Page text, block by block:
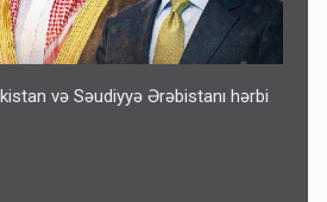
və Səudiyyə Ərəbistanı hərbi